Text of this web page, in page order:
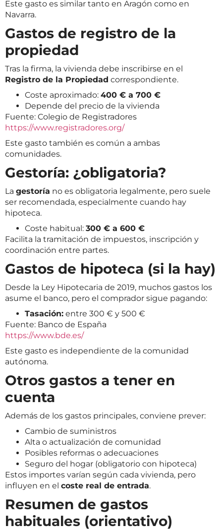
Este gasto es similar tanto en Aragón como en
Navarra.
Gastos de registro de la
propiedad
Tras la firma, la vivienda debe inscribirse en el
Registro de la Propiedad correspondiente.
Coste aproximado: 400 € a 700 €
Depende del precio de la vivienda
Fuente: Colegio de Registradores
https://www.registradores.org/
Este gasto también es común a ambas
comunidades.
Gestoría: ¿obligatoria?
La gestoría no es obligatoria legalmente, pero suele
ser recomendada, especialmente cuando hay
hipoteca.
Coste habitual: 300 € a 600 €
Facilita la tramitación de impuestos, inscripción y
coordinación entre partes.
Gastos de hipoteca (si la hay)
Desde la Ley Hipotecaria de 2019, muchos gastos los
asume el banco, pero el comprador sigue pagando:
Tasación: entre 300 € y 500 €
Fuente: Banco de España
https://www.bde.es/
Este gasto es independiente de la comunidad
autónoma.
Otros gastos a tener en
cuenta
Además de los gastos principales, conviene prever:
Cambio de suministros
Alta o actualización de comunidad
Posibles reformas o adecuaciones
Seguro del hogar (obligatorio con hipoteca)
Estos importes varían según cada vivienda, pero
influyen en el coste real de entrada.
Resumen de gastos
habituales (orientativo)